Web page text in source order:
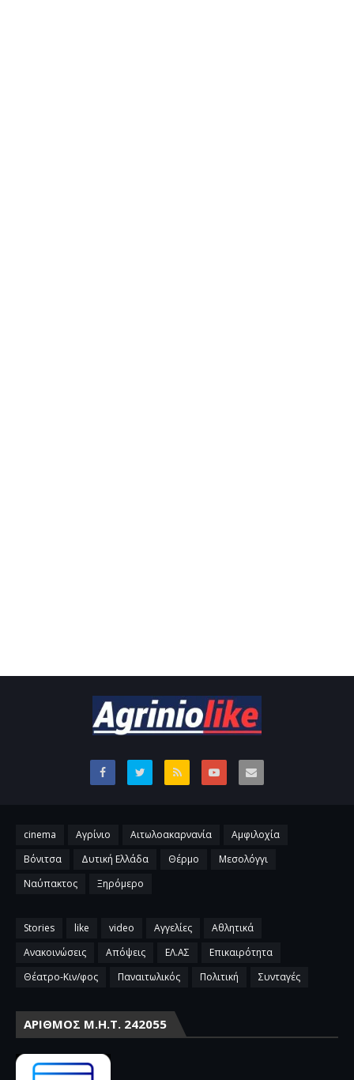
cinema Αγρίνιο Αιτωλοακαρνανία
Αμφιλοχία
Βόνιτσα
Δυτική Ελλάδα Θέρμο
Μεσολόγγι
Ναύπακτος
Ξηρόμερο
Stories like video Αγγελίες
Αθλητικά
Ανακοινώσεις
Απόψεις ΕΛ.ΑΣ
Επικαιρότητα
Θέατρο-Κιν/φος
Παναιτωλικός Πολιτική Συνταγές
ΑΡΙΘΜΌΣ Μ.Η.Τ. 242055